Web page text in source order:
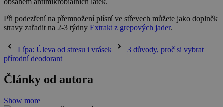
Při podezření na přemnožení plísní ve střevech můžete jako doplněk
stravy zařadit na 2-3 týdny Extrakt z grepových jader.
Lípa: Úleva od stresu i vrásek
3 důvody, proč si vybrat
přírodní deodorant
Články od autora
Show more